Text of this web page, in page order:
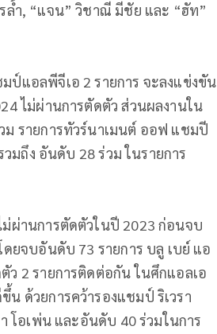
ำ, “แจน” วิชาณี มีชัย และ “ฮัท”
ป์แอลพีจีเอ 2 รายการ จะลงแข่งขัน
ไม่ผ่านการตัดตัว ส่วนผลงานใน
ม รายการทัวร์นาเมนต์ ออฟ แชมปี
มถึง อันดับ 28 ร่วม ในรายการ
ม่ผ่านการตัดตัวในปี 2023 ก่อนจบ
ยจบอันดับ 73 รายการ บลู เบย์ แอ
2 รายการติดต่อกัน ในศึกแอลเอ
ด้วยการคว้ารองแชมป์ ริเวรา
โอเพ่น และอันดับ 40 ร่วมในการ